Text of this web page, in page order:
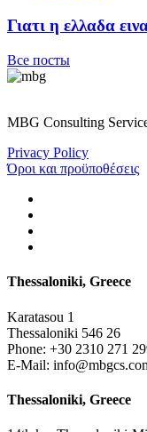
Γιατι η ελλαδα
Все посты
MBG Consulting
Privacy Policy
Όροι και προϋποθέσεις
Thessaloniki, Greece
Karatasou 1
Thessaloniki 546 26
Phone: +30 2310 271
E-Mail:
Thessaloniki, Greece